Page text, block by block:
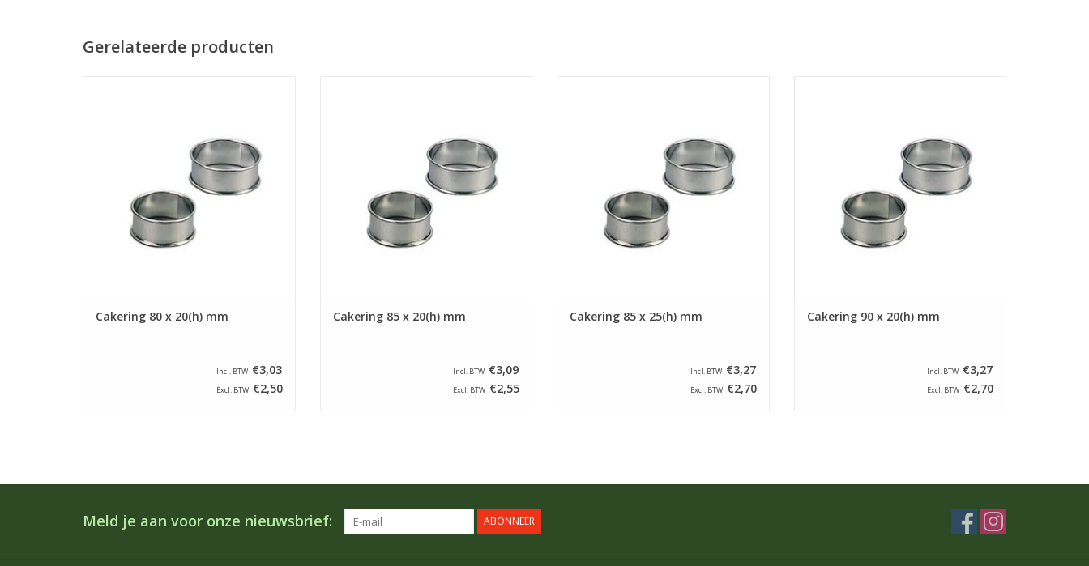
Gerelateerde producten
TOEVOEGEN AAN WINKELWAGEN
Cakering 80 x 20(h) mm
Incl. BTW €3,03
Excl. BTW €2,50
TOEVOEGEN AAN WINKELWAGEN
Cakering 85 x 20(h) mm
Incl. BTW €3,09
Excl. BTW €2,55
TOEVOEGEN AAN WINKELWAGEN
Cakering 85 x 25(h) mm
Incl. BTW €3,27
Excl. BTW €2,70
TOEVOEGEN AAN WINKELWAGEN
Cakering 90 x 20(h) mm
Incl. BTW €3,27
Excl. BTW €2,70
Meld je aan voor onze nieuwsbrief: ABONNEER